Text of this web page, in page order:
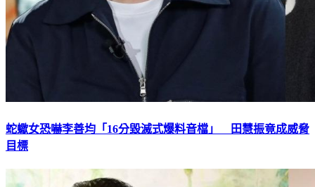
蛇蠍女恐嚇李善均「16分毀滅式爆料音檔」 田慧振竟成威脅
目標